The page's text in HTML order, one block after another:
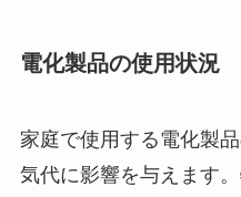
電化製品の使用状況
家庭で使用する電化製
気代に影響を与えます